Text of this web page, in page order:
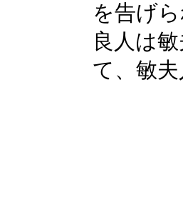
を告げ
良人は
て、敏